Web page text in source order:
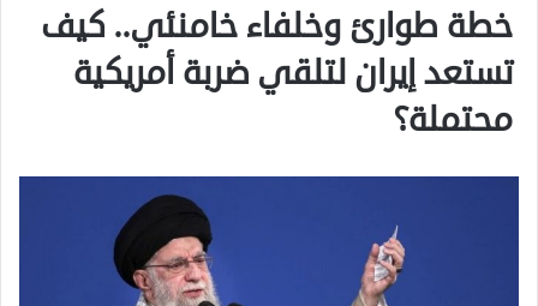
خطة طوارئ وخلفاء خامنئي.. كيف
تستعد إيران لتلقي ضربة أمريكية
محتملة؟